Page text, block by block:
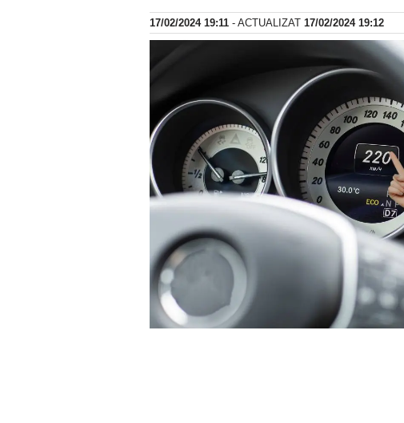
17/02/2024 19:11 - ACTUALIZAT 17/02/2024 19:12